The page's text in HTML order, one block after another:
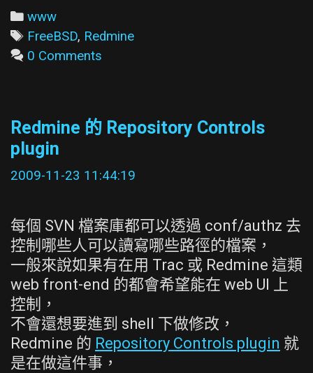
協
時
會
error
Categories
www
Tags
FreeBSD, Redmine
0 Comments
Redmine 的 Repository Controls
plugin
2009-11-23 11:44:19
每個 SVN 檔案庫都可以透過 conf/authz 去
控制哪些人可以讀寫哪些路徑的檔案，
一般來說如果有在用 Trac 或 Redmine 這類
web front-end 的都會希望能在 web UI 上
控制，
不會還想要進到 shell 下做修改，
Redmine 的 Repository Controls plugin 就
是在做這件事，